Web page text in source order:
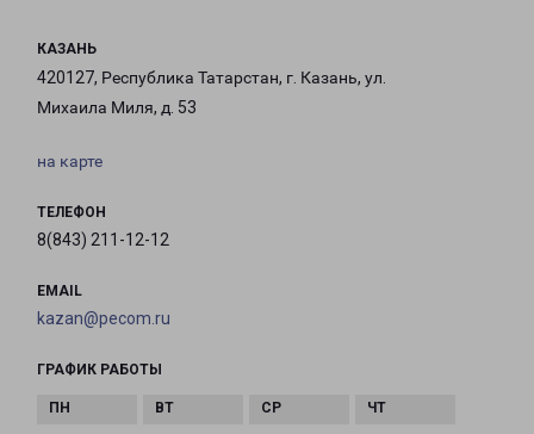
КАЗАНЬ
420127, Республика Татарстан, г. Казань, ул.
Михаила Миля, д. 53
на карте
ТЕЛЕФОН
8(843) 211-12-12
EMAIL
kazan@pecom.ru
ГРАФИК РАБОТЫ